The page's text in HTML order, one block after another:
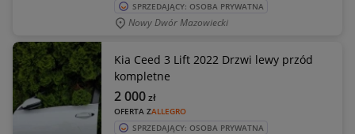
SPRZEDAJĄCY: OSOBA PRYWATNA
Nowy Dwór Mazowiecki
Kia Ceed 3 Lift 2022 Drzwi lewy przód
kompletne
OFERTA ZALLEGRO
2 000zł
SPRZEDAJĄCY: OSOBA PRYWATNA